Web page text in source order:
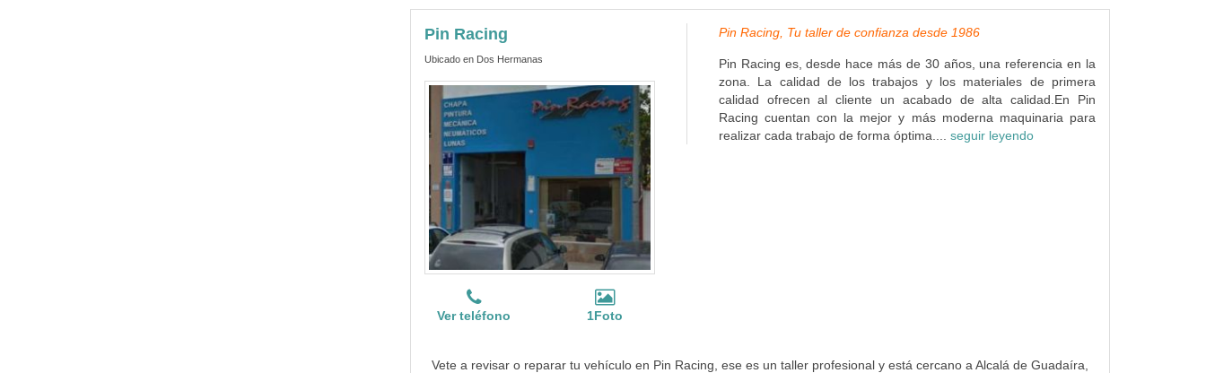
Pin Racing
Ubicado en Dos Hermanas
Ver teléfono 1Foto
Pin Racing, Tu taller de confianza desde 1986
Pin Racing es, desde hace más de 30 años, una referencia en la
zona. La calidad de los trabajos y los materiales de primera
calidad ofrecen al cliente un acabado de alta calidad.En Pin
Racing cuentan con la mejor y más moderna maquinaria para
realizar cada trabajo de forma óptima.... seguir leyendo
Vete a revisar o reparar tu vehículo en Pin Racing, ese es un taller profesional y está cercano a Alcalá de Guadaíra,